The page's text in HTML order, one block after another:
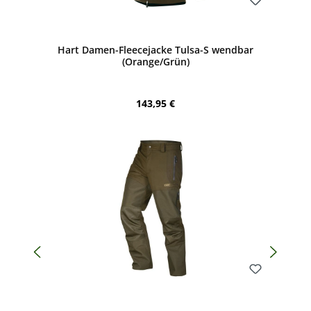
Hart Damen-Fleecejacke Tulsa-S wendbar
(Orange/Grün)
Regulärer Preis:
143,95 €